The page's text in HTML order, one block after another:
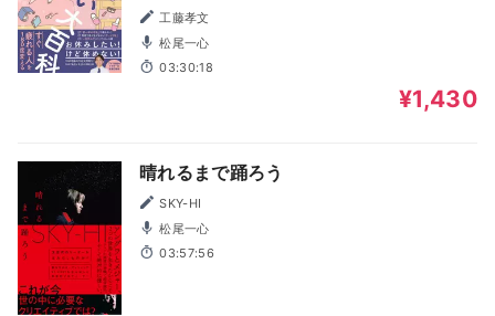
工藤孝文
松尾一心
03:30:18
¥1,430
晴れるまで踊ろう
SKY-HI
松尾一心
03:57:56